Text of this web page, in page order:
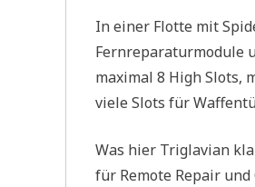
In einer Flotte mit
Fernreparaturmodule
maximal 8 High Slots,
viele Slots für
Was hier Triglavian
für Remote Repair